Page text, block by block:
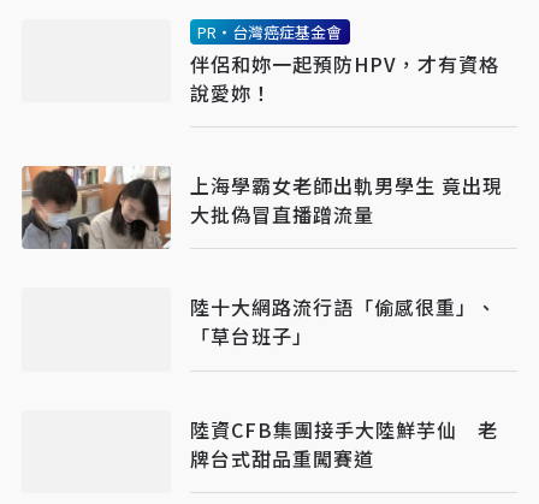
PR・台灣癌症基金會
伴侶和妳一起預防HPV，才有資格
說愛妳！
上海學霸女老師出軌男學生 竟出現
大批偽冒直播蹭流量
陸十大網路流行語「偷感很重」、
「草台班子」
陸資CFB集團接手大陸鮮芋仙 老
牌台式甜品重闖賽道